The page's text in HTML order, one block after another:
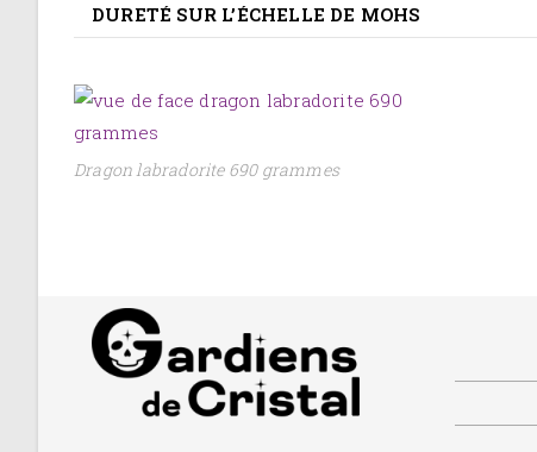
DURETÉ SUR L’ÉCHELLE DE MOHS
Dragon labradorite 690 grammes